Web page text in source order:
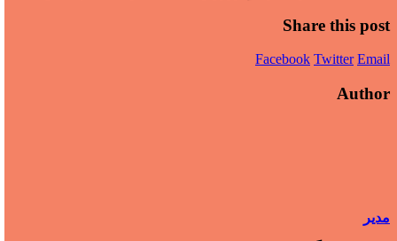
Share this post
Facebook Twitter Email
Author
مدیر